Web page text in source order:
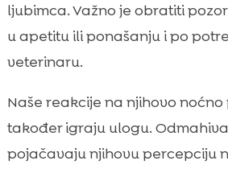
ljubimca. Važno je obratiti
u apetitu ili ponašanju i po
veterinaru.
Naše reakcije na njihovo
također igraju ulogu.
pojačavaju njihovu percepciju